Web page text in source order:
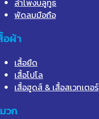
พัดลมมือถือ
อผ้า
เสื้อยืด
เสื้อโปโล
เสื้อฮูดส์ & เสื้อสเวทเตอร์
วก